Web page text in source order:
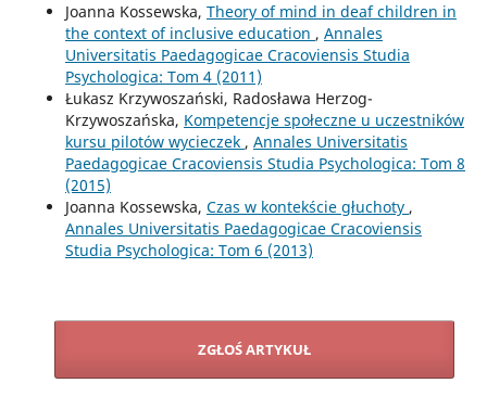
Joanna Kossewska, Theory of mind in deaf children in
the context of inclusive education , Annales
Universitatis Paedagogicae Cracoviensis Studia
Psychologica: Tom 4 (2011)
Łukasz Krzywoszański, Radosława Herzog-
Krzywoszańska, Kompetencje społeczne u uczestników
kursu pilotów wycieczek , Annales Universitatis
Paedagogicae Cracoviensis Studia Psychologica: Tom 8
(2015)
Joanna Kossewska, Czas w kontekście głuchoty ,
Annales Universitatis Paedagogicae Cracoviensis
Studia Psychologica: Tom 6 (2013)
ZGŁOŚ ARTYKUŁ